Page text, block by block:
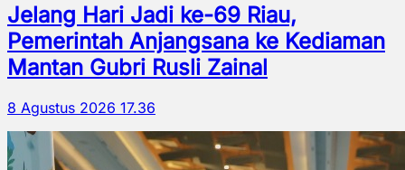
Jelang Hari Jadi ke-69 Riau,
Pemerintah Anjangsana ke Kediaman
Mantan Gubri Rusli Zainal
8 Agustus 2026 17.36